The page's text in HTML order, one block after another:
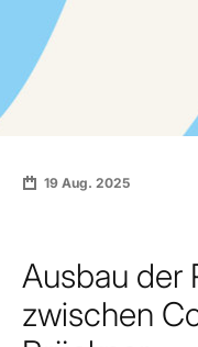
19 Aug. 2025
Ausbau der
zwischen